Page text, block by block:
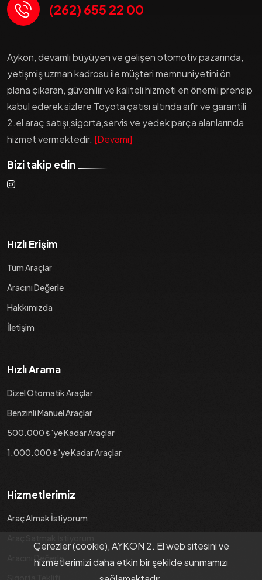
(262) 655 22 00
Aykon, devamlı büyüyen ve gelişen otomotiv pazarında,
yetişmiş uzman kadrosu ile müşteri memnuniyetini ön
plana çıkaran, güvenilir ve kaliteli hizmeti en önemli prensip
kabul ederek sizlere Toyota çatısı altında sıfır ve garantili
2.el araç satışı,sigorta,servis ve yedek parça alanlarında
hizmet vermektedir. [Devamı]
Bizi takip edin
Hızlı Erişim
Tüm Araçlar
Aracını Değerle
Hakkımızda
İletişim
Hızlı Arama
Dizel Otomatik Araçlar
Benzinli Manuel Araçlar
500.000 ₺'ye Kadar Araçlar
1.000.000 ₺'ye Kadar Araçlar
Hizmetlerimiz
Araç Almak İstiyorum
Aracını Değerle
Çerezler (cookie), AYKON 2. El web sitesini ve
hizmetlerimizi daha etkin bir şekilde sunmamızı